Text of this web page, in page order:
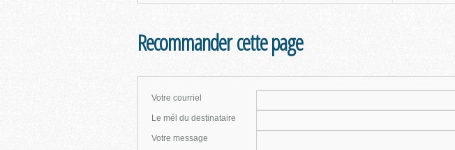
Recommander cette page
Votre courriel
Le mél du destinataire
Votre message